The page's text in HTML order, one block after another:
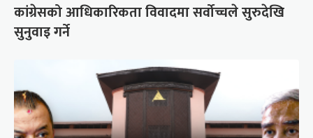
कांग्रेसको आधिकारिकता विवादमा सर्वोच्चले सुरुदेखि
सुनुवाइ गर्ने